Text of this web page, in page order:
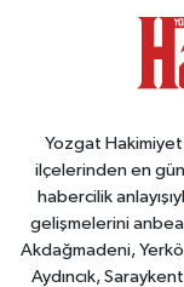
Yozgat
ilçelerinden en
habercilik
gelişmelerini
Akdağmadeni,
Aydıncık,